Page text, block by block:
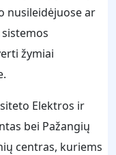
nusileidėjuose ar
žymiai
Elektros ir
bei Pažangių
centras, kuriems